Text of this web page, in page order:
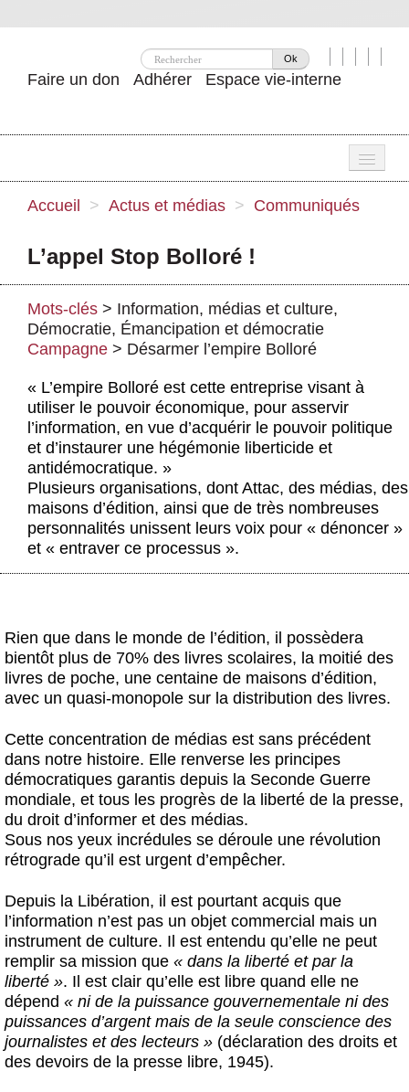
Ok
Faire un don Adhérer Espace vie-interne
Nos idées
Se mobiliser
Publications
Agenda
Actus et médias
Boutique
Accueil > Actus et médias > Communiqués
L’appel Stop Bolloré !
Mots-clés > Information, médias et culture,
Démocratie, Émancipation et démocratie
Campagne > Désarmer l’empire Bolloré
« L’empire Bolloré est cette entreprise visant à
utiliser le pouvoir économique, pour asservir
l’information, en vue d’acquérir le pouvoir politique
et d’instaurer une hégémonie liberticide et
antidémocratique. »
Plusieurs organisations, dont Attac, des médias, des
maisons d’édition, ainsi que de très nombreuses
personnalités unissent leurs voix pour « dénoncer »
et « entraver ce processus ».
Rien que dans le monde de l’édition, il possèdera
bientôt plus de 70% des livres scolaires, la moitié des
livres de poche, une centaine de maisons d’édition,
avec un quasi-monopole sur la distribution des livres.
Cette concentration de médias est sans précédent
dans notre histoire. Elle renverse les principes
démocratiques garantis depuis la Seconde Guerre
mondiale, et tous les progrès de la liberté de la presse,
du droit d’informer et des médias.
Sous nos yeux incrédules se déroule une révolution
rétrograde qu’il est urgent d’empêcher.
Depuis la Libération, il est pourtant acquis que
l’information n’est pas un objet commercial mais un
instrument de culture. Il est entendu qu’elle ne peut
remplir sa mission que « dans la liberté et par la
liberté ». Il est clair qu’elle est libre quand elle ne
dépend « ni de la puissance gouvernementale ni des
puissances d’argent mais de la seule conscience des
journalistes et des lecteurs » (déclaration des droits et
des devoirs de la presse libre, 1945).